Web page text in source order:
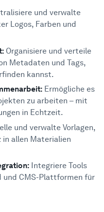
und verwalte
Logos, Farben und
Organisiere und verteile
Metadaten und Tags,
kannst.
Ermögliche es
zu arbeiten – mit
in Echtzeit.
und verwalte Vorlagen,
in allen Materialien
Integriere Tools
und CMS-Plattformen für